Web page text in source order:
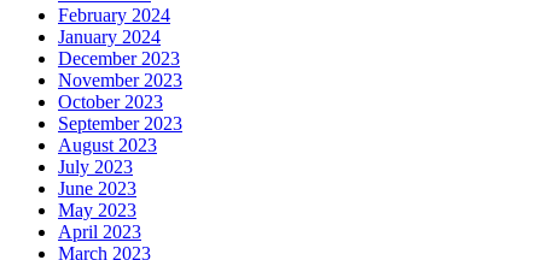
February 2024
January 2024
December 2023
November 2023
October 2023
September 2023
August 2023
July 2023
June 2023
May 2023
April 2023
March 2023